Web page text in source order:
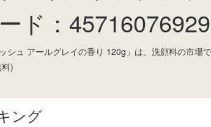
ド：
シュ アールグレイの香り 120g」は、洗顔料の市
)
ング